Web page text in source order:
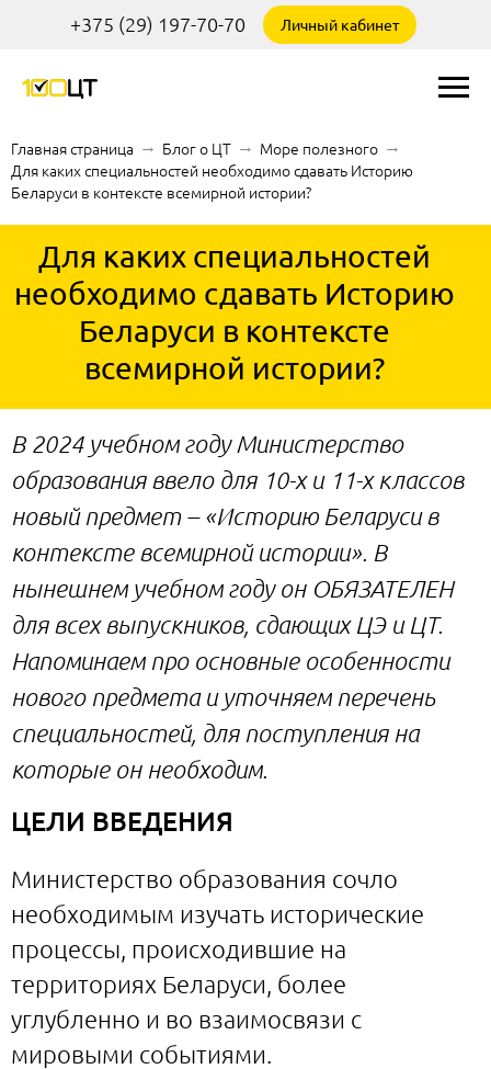
+375 (29) 197-70-70 Личный кабинет
Главная страница → Блог о ЦТ → Море полезного →
Для каких специальностей необходимо сдавать Историю
Беларуси в контексте всемирной истории?
Для каких специальностей
необходимо сдавать Историю
Беларуси в контексте
всемирной истории?
В 2024 учебном году Министерство
образования ввело для 10-х и 11-х классов
новый предмет – «Историю Беларуси в
контексте всемирной истории». В
нынешнем учебном году он ОБЯЗАТЕЛЕН
для всех выпускников, сдающих ЦЭ и ЦТ.
Напоминаем про основные особенности
нового предмета и уточняем перечень
специальностей, для поступления на
которые он необходим.
ЦЕЛИ ВВЕДЕНИЯ
Министерство образования сочло
необходимым изучать исторические
процессы, происходившие на
территориях Беларуси, более
углубленно и во взаимосвязи с
мировыми событиями.